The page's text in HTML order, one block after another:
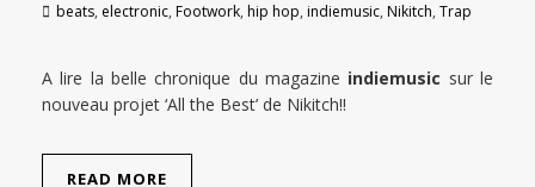
beats, electronic, Footwork, hip hop, indiemusic, Nikitch, Trap
A lire la belle chronique du magazine indiemusic sur le
nouveau projet ‘All the Best’ de Nikitch!!
READ MORE